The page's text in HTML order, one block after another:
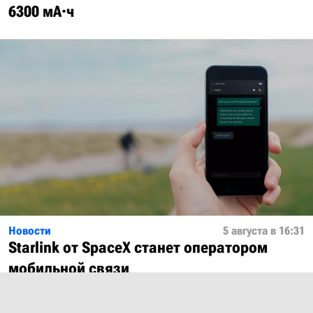
6300 мА·ч
Новости 5 августа в 16:31
Starlink от SpaceX станет оператором
мобильной связи